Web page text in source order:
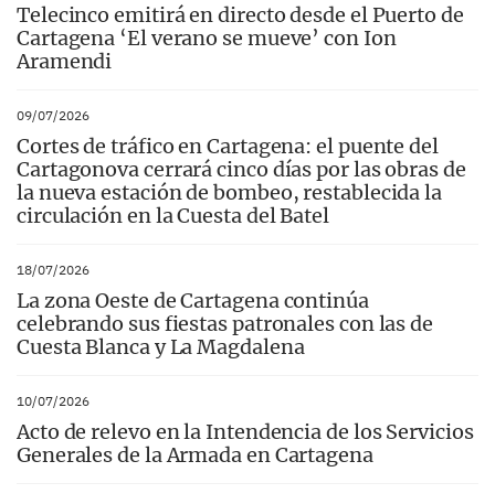
Telecinco emitirá en directo desde el Puerto de
Cartagena ‘El verano se mueve’ con Ion
Aramendi
09/07/2026
Cortes de tráfico en Cartagena: el puente del
Cartagonova cerrará cinco días por las obras de
la nueva estación de bombeo, restablecida la
circulación en la Cuesta del Batel
18/07/2026
La zona Oeste de Cartagena continúa
celebrando sus fiestas patronales con las de
Cuesta Blanca y La Magdalena
10/07/2026
Acto de relevo en la Intendencia de los Servicios
Generales de la Armada en Cartagena